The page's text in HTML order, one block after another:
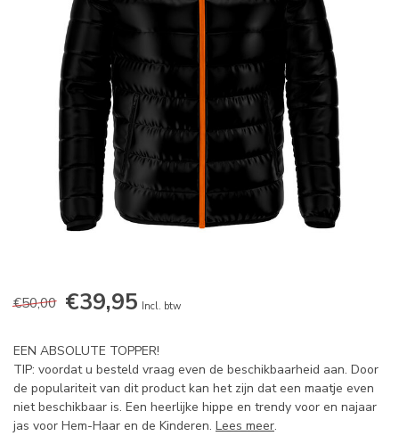
€50,00 €39,95 Incl. btw
EEN ABSOLUTE TOPPER!
TIP: voordat u besteld vraag even de beschikbaarheid aan. Door
de populariteit van dit product kan het zijn dat een maatje even
niet beschikbaar is. Een heerlijke hippe en trendy voor en najaar
jas voor Hem-Haar en de Kinderen. Lees meer.